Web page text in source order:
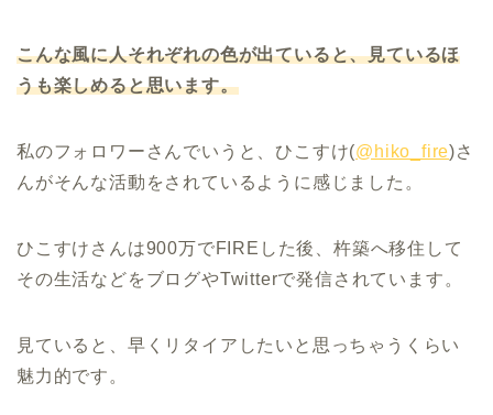
こんな風に人それぞれの色が出ていると、見ているほ
うも楽しめると思います。
私のフォロワーさんでいうと、ひこすけ(@hiko_fire)さ
んがそんな活動をされているように感じました。
ひこすけさんは900万でFIREした後、杵築へ移住して
その生活などをブログやTwitterで発信されています。
見ていると、早くリタイアしたいと思っちゃうくらい
魅力的です。